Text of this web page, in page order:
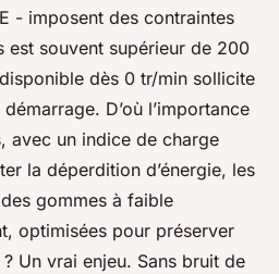
- imposent des contraintes
est souvent supérieur de 200
dès 0 tr/min sollicite
D’où l’importance
avec un indice de charge
la déperdition d’énergie, les
gommes à faible
optimisées pour préserver
Un vrai enjeu. Sans bruit de